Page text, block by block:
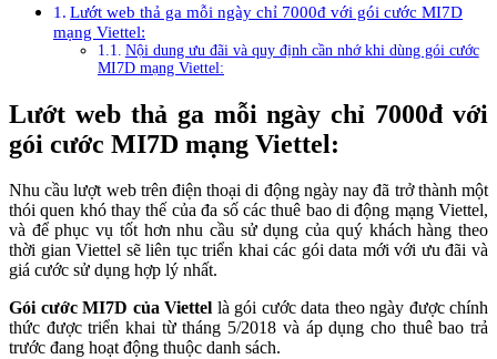
Lướt web thả ga mỗi ngày chỉ 7000đ với gói cước MI7D
mạng Viettel:
Nội dung ưu đãi và quy định cần nhớ khi dùng gói cước
MI7D mạng Viettel:
Lướt web thả ga mỗi ngày chỉ 7000đ với
gói cước MI7D mạng Viettel:
Nhu cầu lượt web trên điện thoại di động ngày nay đã trở thành một
thói quen khó thay thế của đa số các thuê bao di động mạng Viettel,
và để phục vụ tốt hơn nhu cầu sử dụng của quý khách hàng theo
thời gian Viettel sẽ liên tục triển khai các gói data mới với ưu đãi và
giá cước sử dụng hợp lý nhất.
Gói cước MI7D của Viettel là gói cước data theo ngày được chính
thức được triển khai từ tháng 5/2018 và áp dụng cho thuê bao trả
trước đang hoạt động thuộc danh sách.